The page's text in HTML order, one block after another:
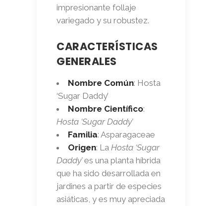
impresionante follaje
variegado y su robustez.
CARACTERÍSTICAS
GENERALES
Nombre Común: Hosta
‘Sugar Daddy’
Nombre Científico:
Hosta ‘Sugar Daddy’
Familia: Asparagaceae
Origen: La Hosta ‘Sugar
Daddy’es una planta híbrida
que ha sido desarrollada en
jardines a partir de especies
asiáticas, y es muy apreciada